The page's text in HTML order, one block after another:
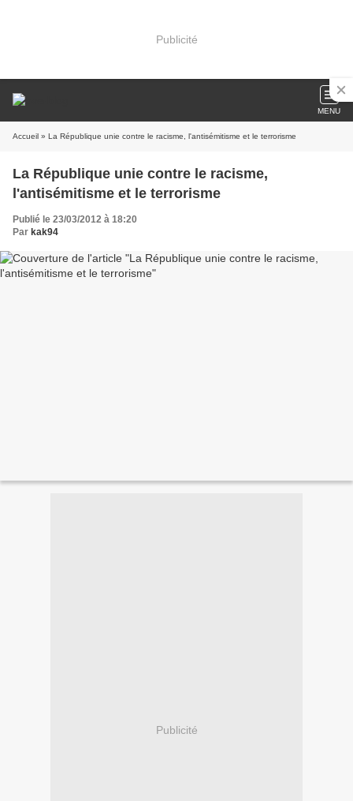
Publicité
MENU
Accueil » La République unie contre le racisme, l'antisémitisme et le terrorisme
La République unie contre le racisme,
l'antisémitisme et le terrorisme
Publié le 23/03/2012 à 18:20
Par kak94
Publicité